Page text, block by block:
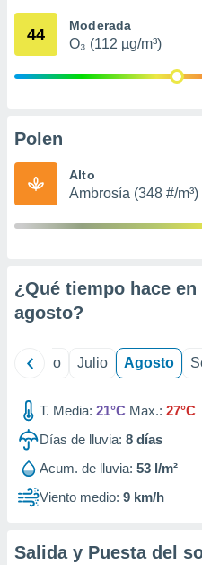
mediante
publicidad
de
44 Moderada
O₃ (112 µg/m³)
Polen
Alto
Ambrosía (348 #/m³)
¿Qué tiempo hace
agosto?
Junio Julio Agosto
T. Media: 21°C Max.: 27°C
Días de lluvia: 8 días
Acum. de lluvia: 53 l/m²
Viento medio: 9 km/h
Salida y Puesta del